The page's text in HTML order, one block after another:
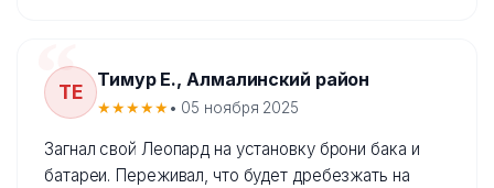
ТЕ
Тимур Е., Алмалинский район
★★★★★• 05 ноября 2025
Загнал свой Леопард на установку брони бака и
батареи. Переживал, что будет дребезжать на